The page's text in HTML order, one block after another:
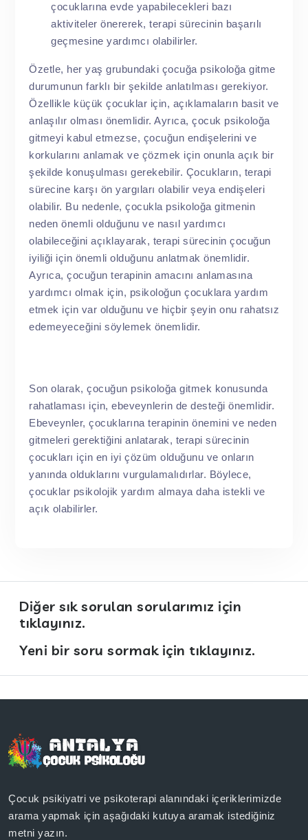
çocuklarına evde yapabilecekleri bazı
aktiviteler önererek, terapi sürecinin başarılı
geçmesine yardımcı olabilirler.
Özetle, her yaş grubundaki çocuğa psikoloğa gitme
durumunun farklı bir şekilde anlatılması gerekiyor.
Özellikle küçük çocuklar için, açıklamaların basit ve
anlaşılır olması önemlidir. Ayrıca, çocuk psikoloğa
gitmeyi kabul etmezse, çocuğun endişelerini ve
korkularını anlamak ve çözmek için onunla açık bir
şekilde konuşulması gerekebilir. Çocukların, terapi
sürecine karşı ön yargıları olabilir veya endişeleri
olabilir. Bu nedenle, çocukla psikoloğa gitmenin
neden önemli olduğunu ve nasıl yardımcı
olabileceğini açıklayarak, terapi sürecinin çocuğun
iyiliği için önemli olduğunu anlatmak önemlidir.
Ayrıca, çocuğun terapinin amacını anlamasına
yardımcı olmak için, psikoloğun çocuklara yardım
etmek için var olduğunu ve hiçbir şeyin onu rahatsız
edemeyeceğini söylemek önemlidir.
Son olarak, çocuğun psikoloğa gitmek konusunda
rahatlaması için, ebeveynlerin de desteği önemlidir.
Ebeveynler, çocuklarına terapinin önemini ve neden
gitmeleri gerektiğini anlatarak, terapi sürecinin
çocukları için en iyi çözüm olduğunu ve onların
yanında olduklarını vurgulamalıdırlar. Böylece,
çocuklar psikolojik yardım almaya daha istekli ve
açık olabilirler.
Diğer sık sorulan sorularımız için
tıklayınız.
Yeni bir soru sormak için tıklayınız.
Çocuk psikiyatri ve psikoterapi alanındaki içeriklerimizde
arama yapmak için aşağıdaki kutuya aramak istediğiniz
metni yazın.